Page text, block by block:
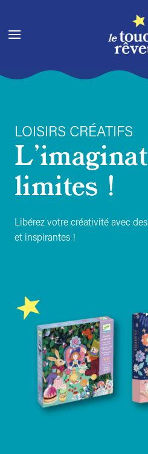
contenu
LOISIRS CRÉATIFS
limites !
Libérez votre créativité avec
et inspirantes !